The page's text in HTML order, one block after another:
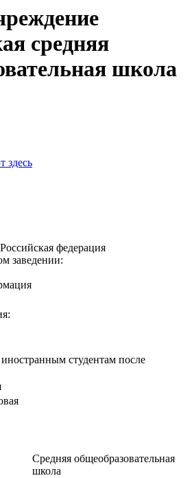
средняя
школа
здесь
Российская федерация
заведении:
студентам после
Средняя общеобразовательная
школа